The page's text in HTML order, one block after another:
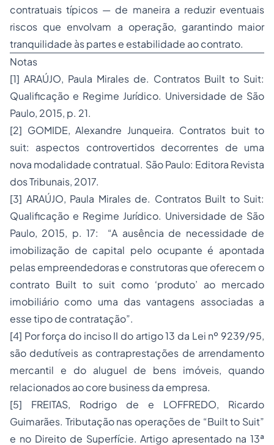
contratuais típicos — de maneira a reduzir eventuais
riscos que envolvam a operação, garantindo maior
tranquilidade às partes e estabilidade ao contrato.
Notas
[1] ARAÚJO, Paula Mirales de. Contratos Built to Suit:
Qualificação e Regime Jurídico. Universidade de São
Paulo, 2015, p. 21.
[2] GOMIDE, Alexandre Junqueira. Contratos buit to
suit: aspectos controvertidos decorrentes de uma
nova modalidade contratual. São Paulo: Editora Revista
dos Tribunais, 2017.
[3] ARAÚJO, Paula Mirales de. Contratos Built to Suit:
Qualificação e Regime Jurídico. Universidade de São
Paulo, 2015, p. 17: “A ausência de necessidade de
imobilização de capital pelo ocupante é apontada
pelas empreendedoras e construtoras que oferecem o
contrato Built to suit como ‘produto’ ao mercado
imobiliário como uma das vantagens associadas a
esse tipo de contratação”.
[4] Por força do inciso II do artigo 13 da Lei nº 9239/95,
são dedutíveis as contraprestações de arrendamento
mercantil e do aluguel de bens imóveis, quando
relacionados ao core business da empresa.
[5] FREITAS, Rodrigo de e LOFFREDO, Ricardo
Guimarães. Tributação nas operações de “Built to Suit”
e no Direito de Superfície. Artigo apresentado na 13ª